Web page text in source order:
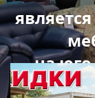
на